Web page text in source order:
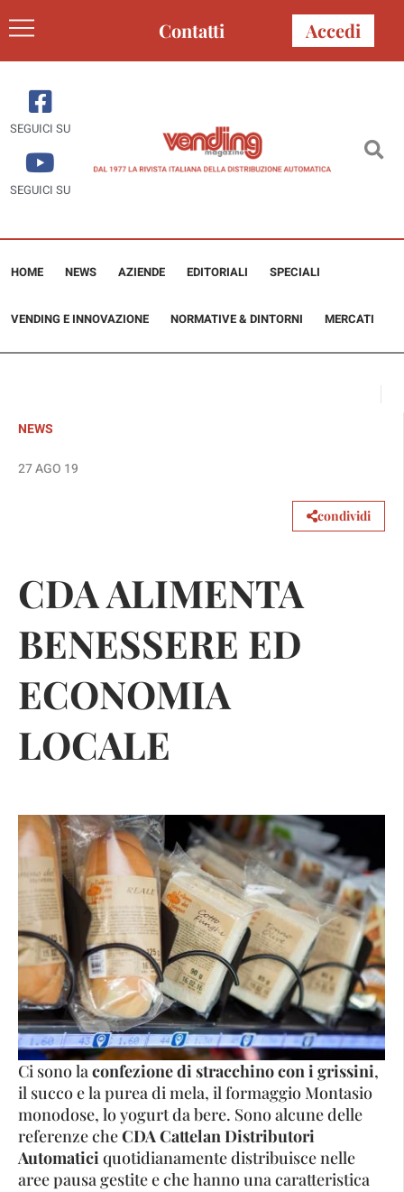
Contatti Accedi
SEGUICI SU
SEGUICI SU
HOME NEWS AZIENDE EDITORIALI SPECIALI
VENDING E INNOVAZIONE NORMATIVE & DINTORNI MERCATI
NEWS
27 AGO 19
condividi
CDA ALIMENTA
BENESSERE ED
ECONOMIA
LOCALE
Ci sono laconfezione di stracchino con i grissini,
il succo e la purea di mela, il formaggio Montasio
monodose, lo yogurt da bere. Sono alcune delle
referenze cheCDA Cattelan Distributori
Automaticiquotidianamente distribuisce nelle
aree pausa gestite e che hanno una caratteristica